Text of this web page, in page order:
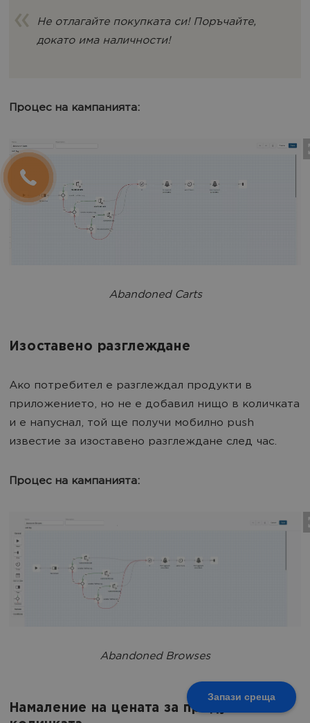
Запази среща
Не отлагайте покупката си! Поръчайте,
докато има наличности!
Процес на кампанията:
Abandoned Carts
Изоставено разглеждане
Ако потребител е разглеждал продукти в
приложението, но не е добавил нищо в количката
и е напуснал, той ще получи мобилно push
известие за изоставено разглеждане след час.
Процес на кампанията:
Abandoned Browses
Намаление на цената за продукти в